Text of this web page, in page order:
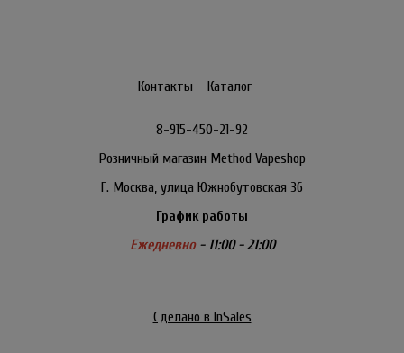
Контакты Каталог
8-915-450-21-92
Розничный магазин Method Vapeshop
Г. Москва, улица Южнобутовская 36
График работы
Ежедневно- 11:00 - 21:00
Сделано в InSales